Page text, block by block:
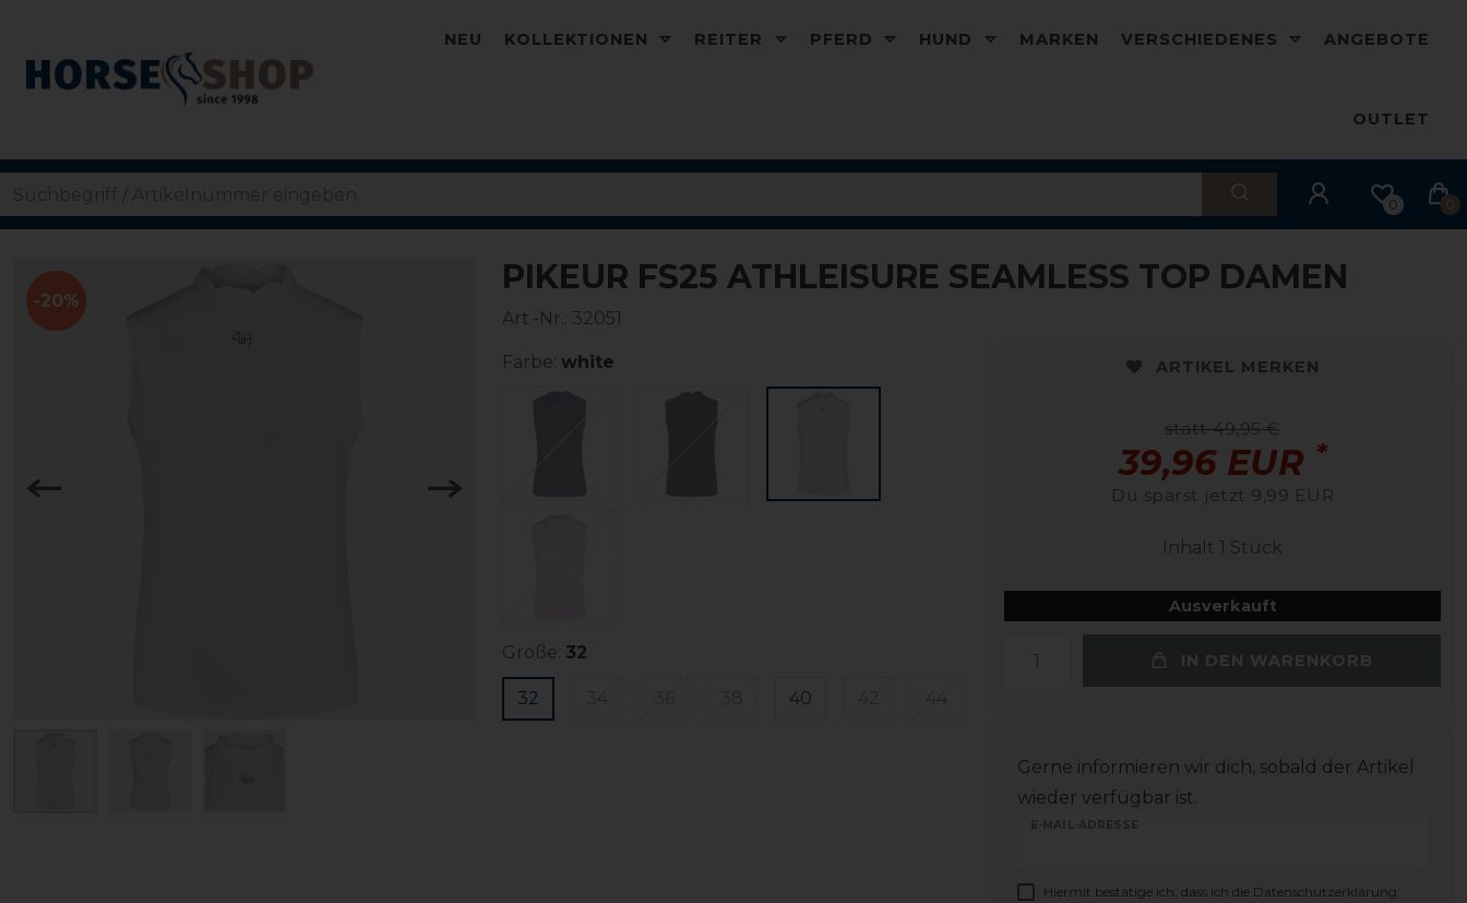
NEU KOLLEKTIONEN REITER PFERD HUND MARKEN VERSCHIEDENES ANGEBOTE
OUTLET
0 0
-20%
PIKEUR FS25 ATHLEISURE SEAMLESS TOP DAMEN
Art.-Nr.: 32051
Farbe: white
Größe: 32
32 40
ARTIKEL MERKEN
statt 49,95 €
39,96 EUR *
Du sparst jetzt 9,99 EUR
Inhalt 1 Stück
Ausverkauft
IN DEN WARENKORB
Gerne informieren wir dich, sobald der Artikel
wieder verfügbar ist.
E-MAIL-ADRESSE
Hiermit bestätige ich, dass ich die Daten­schutz­erklärung